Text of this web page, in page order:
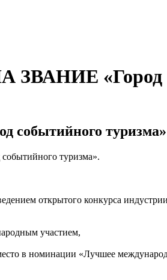
«Город
туризма»
туризма».
открытого конкурса
участием,
в номинации «Лучшее